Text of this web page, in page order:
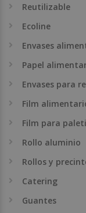
Reutilizable
Ecoline
Envases
Papel
Envases para
Film
Film para
Rollo aluminio
Rollos y
Catering
Guantes